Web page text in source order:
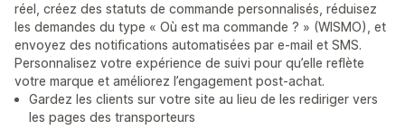
réel, créez des statuts de commande personnalisés, réduisez
les demandes du type « Où est ma commande ? » (WISMO), et
envoyez des notifications automatisées par e-mail et SMS.
Personnalisez votre expérience de suivi pour qu’elle reflète
votre marque et améliorez l’engagement post-achat.
Gardez les clients sur votre site au lieu de les rediriger vers
les pages des transporteurs